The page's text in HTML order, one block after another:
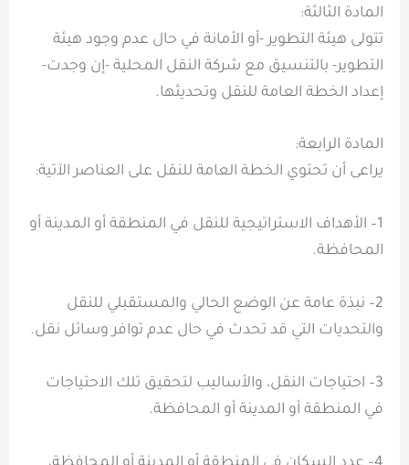
المادة الثالثة:
تتولى هيئة التطوير -أو الأمانة في حال عدم وجود هيئة
التطوير- بالتنسيق مع شركة النقل المحلية -إن وجدت-
إعداد الخطة العامة للنقل وتحديثها.
المادة الرابعة:
يراعى أن تحتوي الخطة العامة للنقل على العناصر الآتية:
1– الأهداف الاستراتيجية للنقل في المنطقة أو المدينة أو
المحافظة.
2– نبذة عامة عن الوضع الحالي والمستقبلي للنقل
والتحديات التي قد تحدث في حال عدم توافر وسائل نقل.
3– احتياجات النقل، والأساليب لتحقيق تلك الاحتياجات
في المنطقة أو المدينة أو المحافظة.